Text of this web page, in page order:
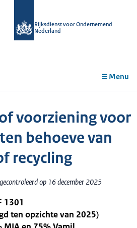
Rijksdienst voor Ondernemend
Nederland
Menu
voorziening voor
behoeve van
recycling
op 16 december 2025
1301
ten opzichte van 2025)